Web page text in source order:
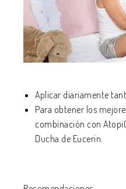
Aplicar diariamente
Para obtener los
combinación con
Ducha de Eucerin.